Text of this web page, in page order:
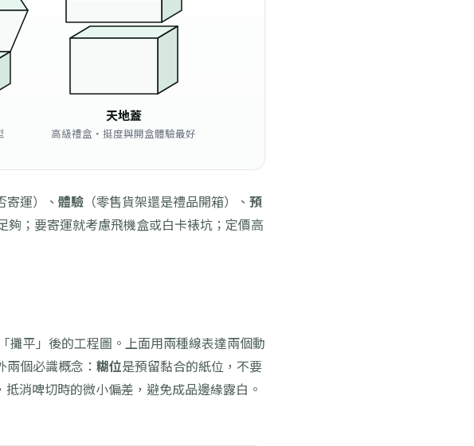
天地蓋
高級禮盒・挺度與開盒體驗最好
寄運）、 體驗 （零售貨架還是禮品開箱）、 預
夠；要寄運就考慮飛機盒或白卡裱坑；定價高
平」後的工程圖。上面用兩種線表達兩個動
兩個必識概念： 糊位是預留黏合的紙位，不要
消啤切時的微小偏差，避免成品邊緣露白。